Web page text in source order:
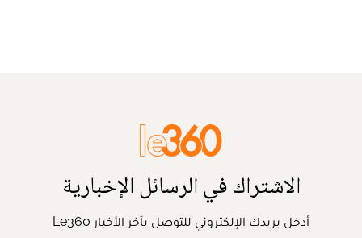
الاشتراك في الرسائل الإخبارية
أدخل بريدك الإلكتروني للتوصل بآخر الأخبار Le360